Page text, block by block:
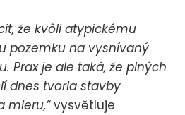
že kvôli atypickému
pozemku na vysnívaný
Prax je ale taká, že plných
dnes tvoria stavby
mieru,“vysvětluje